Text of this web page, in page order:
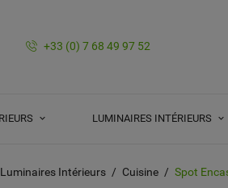
+33 (0) 7 68 49 97 52
LUMINAIRES INTÉRIEURS
Luminaires Intérieurs Cuisine Spot